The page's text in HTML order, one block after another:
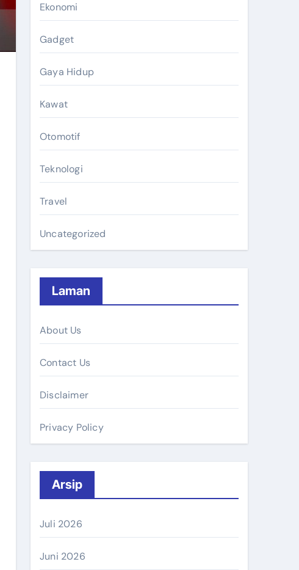
Ekonomi
Gadget
Gaya Hidup
Kawat
Otomotif
Teknologi
Travel
Uncategorized
Laman
About Us
Contact Us
Disclaimer
Privacy Policy
Arsip
Juli 2026
Juni 2026